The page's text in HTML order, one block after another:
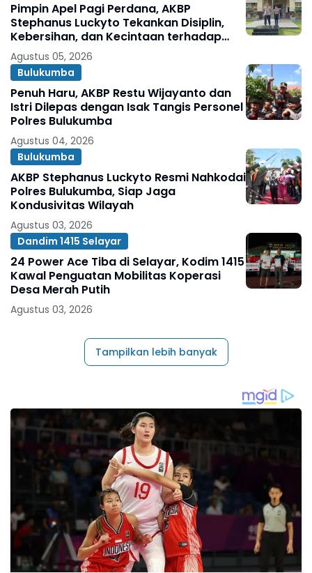
Pimpin Apel Pagi Perdana, AKBP
Stephanus Luckyto Tekankan Disiplin,
Kebersihan, dan Kecintaan terhadap
Organisasi
Agustus 05, 2026
Bulukumba
Penuh Haru, AKBP Restu Wijayanto dan
Istri Dilepas dengan Isak Tangis Personel
Polres Bulukumba
Agustus 04, 2026
Bulukumba
AKBP Stephanus Luckyto Resmi Nahkodai
Polres Bulukumba, Siap Jaga
Kondusivitas Wilayah
Agustus 03, 2026
Dandim 1415 Selayar
24 Power Ace Tiba di Selayar, Kodim 1415
Kawal Penguatan Mobilitas Koperasi
Desa Merah Putih
Agustus 03, 2026
Tampilkan lebih banyak